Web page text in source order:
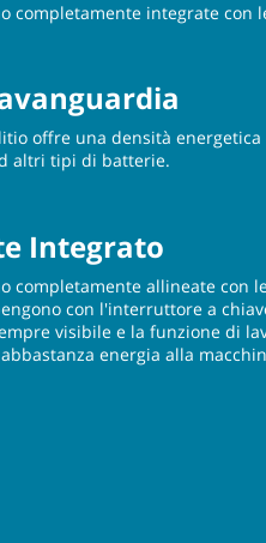
completamente integrate
offre una densità
altri tipi di batterie.
Integrato
completamente allineate con
con l'interruttore a
visibile e la funzione di
energia alla